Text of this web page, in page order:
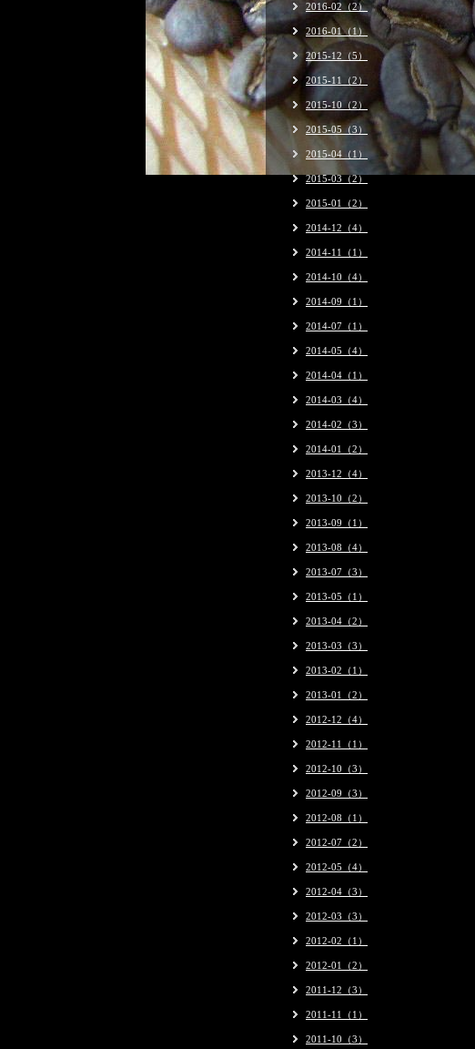
2016-02（2）
2016-01（1）
2015-12（5）
2015-11（2）
2015-10（2）
2015-05（3）
2015-04（1）
2015-03（2）
2015-01（2）
2014-12（4）
2014-11（1）
2014-10（4）
2014-09（1）
2014-07（1）
2014-05（4）
2014-04（1）
2014-03（4）
2014-02（3）
2014-01（2）
2013-12（4）
2013-10（2）
2013-09（1）
2013-08（4）
2013-07（3）
2013-05（1）
2013-04（2）
2013-03（3）
2013-02（1）
2013-01（2）
2012-12（4）
2012-11（1）
2012-10（3）
2012-09（3）
2012-08（1）
2012-07（2）
2012-05（4）
2012-04（3）
2012-03（3）
2012-02（1）
2012-01（2）
2011-12（3）
2011-11（1）
2011-10（3）